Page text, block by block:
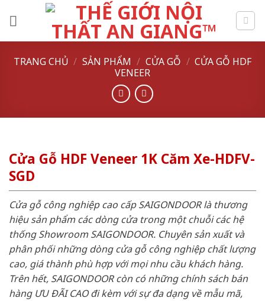
TRANG CHỦ / SẢN PHẨM / CỬA GỖ / CỬA GỖ HDF
VENEER
Cửa Gỗ HDF Veneer 1K Căm Xe-HDFV-
SGD
Cửa gỗ công nghiệp cao cấp SAIGONDOOR là thương
hiệu sản phẩm các dòng cửa trong một chuỗi các hệ
thống Showroom SAIGONDOOR. Chuyên sản xuất và
phân phối những dòng cửa gỗ công nghiệp chất lượng
cao, giá thành phù hợp với mọi nhu cầu khách hàng.
Trên hết, SAIGONDOOR còn có những chính sách bán
hàng ƯU ĐÃI CAO đi kèm với sự đa dạng về mẫu mã,